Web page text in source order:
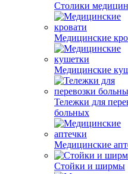
Столики
Медицинские
Медицинские
Тележки для
больных
Медицинские
Стойки и ширмы